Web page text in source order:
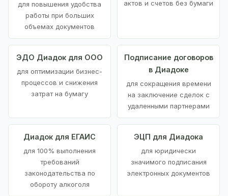
для повышения удобства
работы при больших
объемах документов
актов и счетов без бумаги
ЭДО Диадок для ООО
для оптимизации бизнес-
процессов и снижения
затрат на бумагу
Подписание договоров
в Диадоке
для сокращения времени
на заключение сделок с
удаленными партнерами
Диадок для ЕГАИС
для 100% выполнения
требований
законодательства по
обороту алкоголя
ЭЦП для Диадока
для юридически
значимого подписания
электронных документов